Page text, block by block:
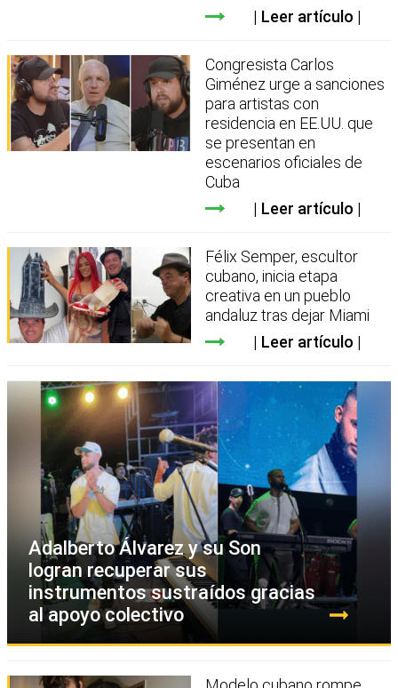
Leer artículo
Congresista Carlos
Giménez urge a sanciones
para artistas con
residencia en EE.UU. que
se presentan en
escenarios oficiales de
Cuba
Leer artículo
Félix Semper, escultor
cubano, inicia etapa
creativa en un pueblo
andaluz tras dejar Miami
Leer artículo
Adalberto Álvarez y su Son
logran recuperar sus
instrumentos sustraídos gracias
al apoyo colectivo